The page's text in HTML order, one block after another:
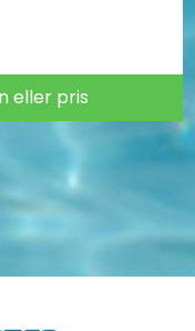
eller pris